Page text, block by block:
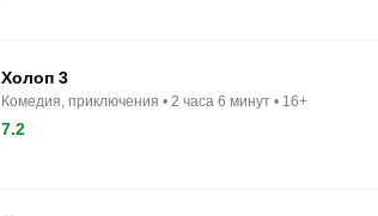
Холоп 3
Комедия, приключения 2 часа 6 минут 16+
7.2